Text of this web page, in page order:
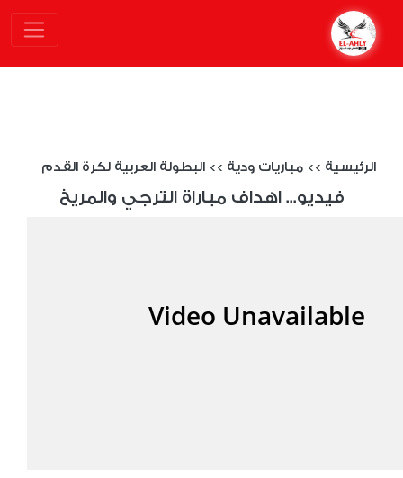
الرئيسية >> مباريات ودية >> البطولة العربية لكرة القدم
فيديو... اهداف مباراة الترجي والمريخ